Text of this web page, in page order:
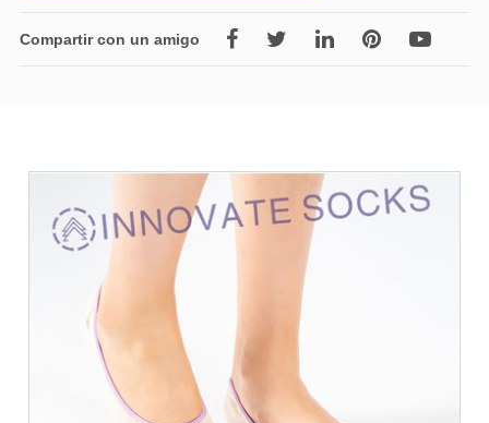
Compartir con un amigo